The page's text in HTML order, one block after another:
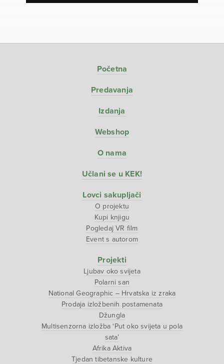
Početna
Predavanja
Izdanja
Webshop
O nama
Učlani se u KEK!
Lovci sakupljači
O projektu
Kupi knjigu
Pogledaj VR film
Event s autorom
Projekti
Ljubav oko svijeta
Polarni san
National Geographic – Hrvatska iz zraka
Prodaja izložbenih postamenata
Džungla
Multisenzorna izložba ‘Put oko svijeta u pola
sata’
Afrika Aktiva
Tjedan tibetanske kulture